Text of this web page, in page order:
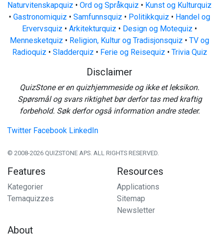
Naturvitenskapquiz • Ord og Språkquiz • Kunst og Kulturquiz
• Gastronomiquiz • Samfunnsquiz • Politikkquiz • Handel og
Ervervsquiz • Arkitekturquiz • Design og Motequiz •
Mennesketquiz • Religion, Kultur og Tradisjonsquiz • TV og
Radioquiz • Sladderquiz • Ferie og Reisequiz • Trivia Quiz
Disclaimer
QuizStone er en quizhjemmeside og ikke et leksikon.
Spørsmål og svars riktighet bør derfor tas med kraftig
forbehold. Søk derfor også information andre steder.
Twitter Facebook LinkedIn
© 2008-2026 QUIZSTONE APS. ALL RIGHTS RESERVED.
Features
Kategorier
Temaquizzes
Resources
Applications
Sitemap
Newsletter
About